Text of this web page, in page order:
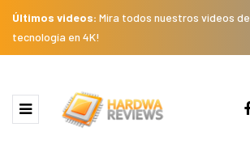
Últimos videos: Mira todos nuestros videos de
tecnología en 4K!